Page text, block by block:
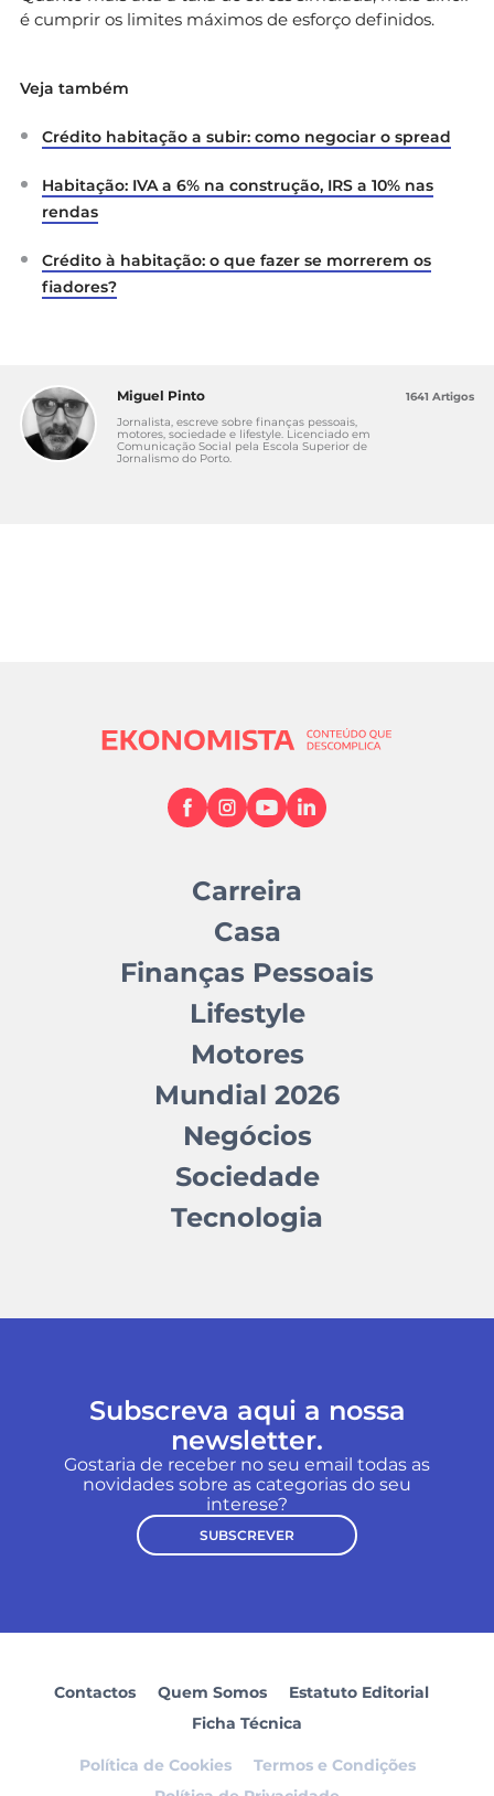
é cumprir os limites máximos de esforço definidos.
Veja também
Crédito habitação a subir: como negociar o spread
Habitação: IVA a 6% na construção, IRS a 10% nas
rendas
Crédito à habitação: o que fazer se morrerem os
fiadores?
Miguel Pinto
Jornalista, escreve sobre finanças pessoais,
motores, sociedade e lifestyle. Licenciado em
Comunicação Social pela Escola Superior de
Jornalismo do Porto.
1641 Artigos
Carreira
Casa
Finanças Pessoais
Lifestyle
Motores
Mundial 2026
Negócios
Sociedade
Tecnologia
Subscreva aqui a nossa
newsletter.
Gostaria de receber no seu email todas as
novidades sobre as categorias do seu
interese?
SUBSCREVER
Contactos Quem Somos
Estatuto Editorial
Ficha Técnica
Política de Cookies
Termos e Condições